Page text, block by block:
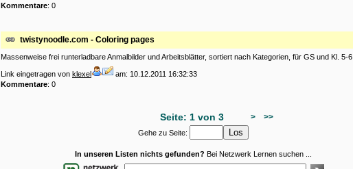
Kommentare: 0
twistynoodle.com - Coloring pages
Massenweise frei runterladbare Anmalbilder und Arbeitsblätter, sortiert nach Kategorien, für GS und Kl. 5-6
Link eingetragen von klexel
am: 10.12.2011 16:32:33
Kommentare: 0
Seite: 1 von 3 > >>
Gehe zu Seite:
In unseren Listen nichts gefunden? Bei Netzwerk Lernen suchen ...